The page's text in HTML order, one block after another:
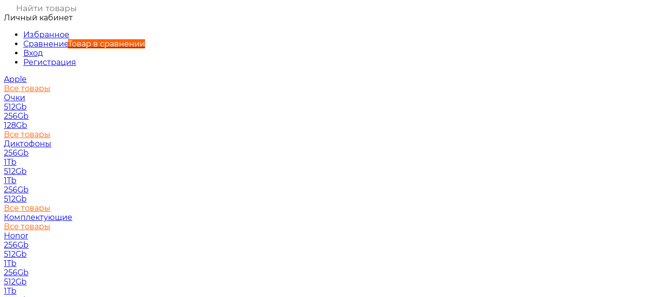
Личный кабинет
Избранное
СравнениеТовар в сравнении
Вход
Регистрация
Apple
Все товары
Очки
512Gb
256Gb
128Gb
Все товары
Диктофоны
256Gb
1Tb
512Gb
1Tb
256Gb
512Gb
Все товары
Комплектующие
Все товары
Honor
256Gb
512Gb
1Tb
256Gb
512Gb
1Tb